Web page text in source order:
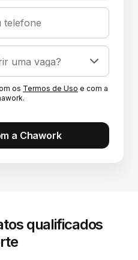
telefone
os Termos de Uso e com a
a Chawork
qualificados